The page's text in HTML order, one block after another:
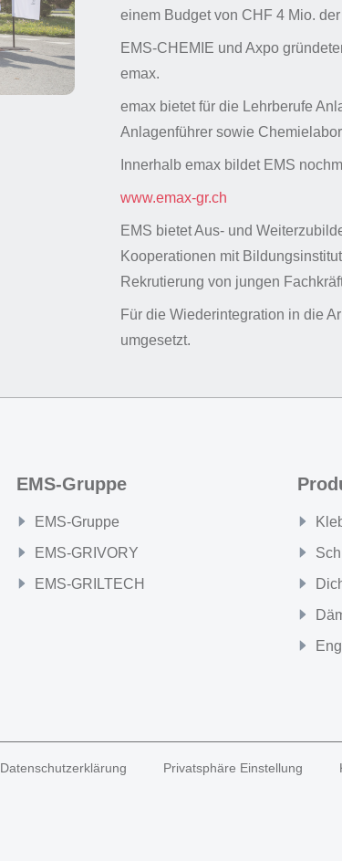
einem Budget von CHF 4 Mio.
EMS-CHEMIE und Axpo
emax.
emax bietet für die Lehrberufe
Anlagenführer sowie
Innerhalb emax bildet EMS
www.emax-gr.ch
EMS bietet Aus- und
Kooperationen mit
Rekrutierung von jungen
Für die Wiederintegration in die
umgesetzt.
EMS-Gruppe
EMS-Gruppe
EMS-GRIVORY
EMS-GRILTECH
Datenschutzerklärung Privatsphäre Einstellung